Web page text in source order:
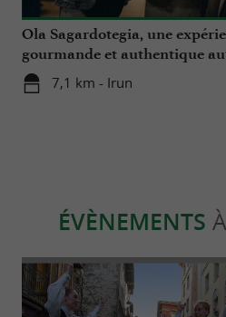
Ola Sagardotegia, une
gourmande et authentique
cidre au Pays Basque
7,1 km - Irun
ÉVÈNEMENTS